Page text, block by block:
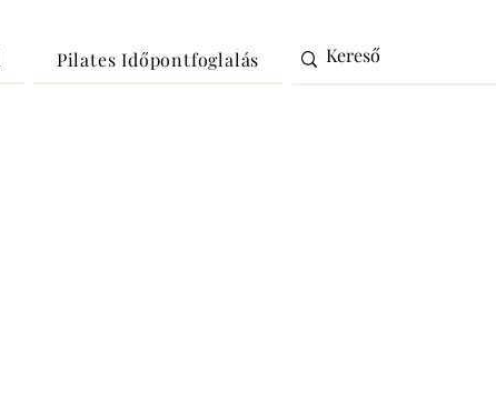
Pilates Időpontfoglalás